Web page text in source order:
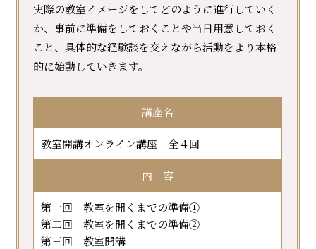
実際の教室イメージをしてどのように進行していく
か、事前に準備をしておくことや当日用意しておく
こと、具体的な経験談を交えながら活動をより本格
的に始動していきます。
講座名
教室開講オンライン講座 全４回
内 容
第一回 教室を開くまでの準備①
第二回 教室を開くまでの準備②
第三回 教室開講